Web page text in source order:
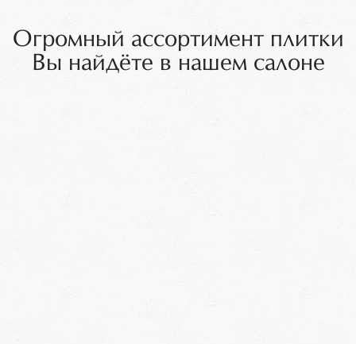
Огромный ассортимент плитки
Вы найдёте в нашем салоне